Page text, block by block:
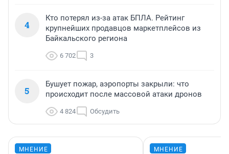
4
Кто потерял из-за атак БПЛА. Рейтинг
крупнейших продавцов маркетплейсов из
Байкальского региона
6 702 3
5
Бушует пожар, аэропорты закрыли: что
происходит после массовой атаки дронов
4 824 Обсудить
МНЕНИЕ МНЕНИЕ